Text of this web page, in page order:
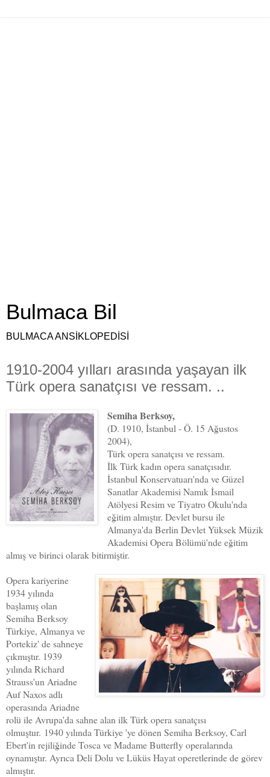
Bulmaca Bil
BULMACA ANSİKLOPEDİSİ
1910-2004 yılları arasında yaşayan ilk
Türk opera sanatçısı ve ressam. ..
Semiha Berksoy,
(D. 1910, İstanbul - Ö. 15 Ağustos
2004),
Türk opera sanatçısı ve ressam.
İlk Türk kadın opera sanatçısıdır.
İstanbul Konservatuarı'nda ve Güzel
Sanatlar Akademisi Namık İsmail
Atölyesi Resim ve Tiyatro Okulu'nda
eğitim almıştır. Devlet bursu ile
Almanya'da Berlin Devlet Yüksek Müzik
Akademisi Opera Bölümü'nde eğitim
almış ve birinci olarak bitirmiştir.
Opera kariyerine
1934 yılında
başlamış olan
Semiha Berksoy
Türkiye, Almanya ve
Portekiz' de sahneye
çıkmıştır. 1939
yılında Richard
Strauss'un Ariadne
Auf Naxos adlı
operasında Ariadne
rolü ile Avrupa'da sahne alan ilk Türk opera sanatçısı
olmuştur. 1940 yılında Türkiye 'ye dönen Semiha Berksoy, Carl
Ebert'in rejiliğinde Tosca ve Madame Butterfly operalarında
oynamıştır. Ayrıca Deli Dolu ve Lüküs Hayat operetlerinde de görev
almıştır.